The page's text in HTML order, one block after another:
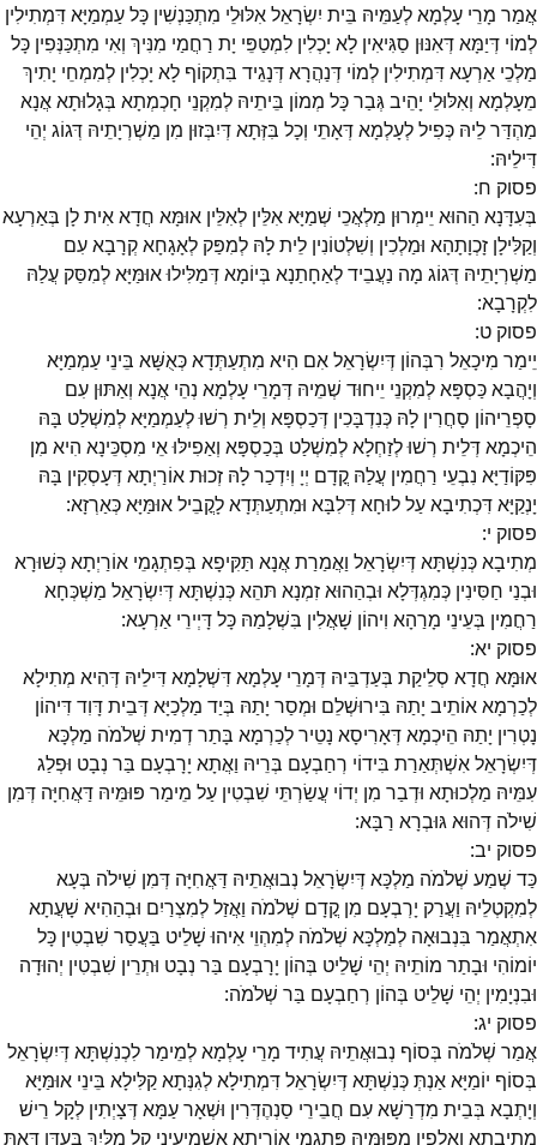
אֲמַר מָרֵי עָלְמָא לְעַמֵּיהּ בֵּית יִשְׂרָאֵל אִלּוּלֵי מִתְכַּנְשִׁין כָּל עַמְמַיָּא דִּמְתִילִין
לְמוֹי דְּיַמָּא דְּאִנּוּן סַגִּיאִין לָא יָכְלִין לִמְטַפֵּי יָת רַחֲמַי מִנִּיךְ וְאִי מִתְכַּנְּפִין כָּל
מַלְכֵי אַרְעָא דִּמְתִילִין לְמוֹי דְּנַהֲרָא דְּנָגֵיד בִּתְקוֹף לָא יָכְלִין לְמִמְחֵי יָתִיךְ
מֵעָלְמָא וְאִלּוּלֵי יָהֵיב גְּבַר כָּל מְמוֹן בֵּיתֵיהּ לְמִקְנֵי חָכְמְתָא בְּגָלוּתָא אֲנָא
מַהְדַּר לֵיהּ כְּפִיל לְעָלְמָא דְּאָתֵי וְכָל בִּזְּתָא דְּיִבְּזוּן מִן מַשְׁרְיָתֵיהּ דְּגוֹג יְהֵי
דִּילֵיהּ:
פסוק ח:
בְּעִדָּנָא הַהוּא יֵימְרוּן מַלְאֲכֵי שְׁמַיָּא אִלֵּין לְאִלֵּין אוּמָּא חֲדָא אִית לָן בְּאַרְעָא
וְקַלִּילָן זָכְוָתָהָא וּמַלְכִין וְשִׁלְטוֹנִין לֵית לָהּ לְמִפַּק לְאָגָחָא קְרָבָא עִם
מַשְׁרְיָתֵיהּ דְּגוֹג מָה נַעֲבֵיד לְאַחָתַנָא בְּיוֹמָא דְּמַלִּילוּ אוּמַּיָּא לְמִסַּק עֲלַהּ
לִקְרָבָא:
פסוק ט:
יֵימַר מִיכָאֵל רִבְּהוֹן דְּיִשְׂרָאֵל אִם הִיא מִתְעַתְּדָא כְּאֻשָּׁא בֵּינֵי עַמְמַיָּא
וְיָהֲבָא כַּסְפָּא לְמִקְנֵי יֵיחוּד שְׁמֵיהּ דְּמָרֵי עָלְמָא נְהֵי אֲנָא וְאַתּוּן עִם
סָפְרֵיהוֹן סָחֲרִין לָהּ כְּנִדְבָּכִין דְּכַסְפָּא וְלֵית רְשׁוּ לְעַמְמַיָּא לְמִשְׁלַט בָּהּ
הֵיכְמָא דְּלֵית רְשׁוּ לְזַחְלָא לְמִשְׁלַט בְּכַסְפָּא וְאַפִילּוּ אֵי מִסְכֵּינָא הִיא מִן
פִּקּוֹדַיָּא נִבְעֵי רַחֲמִין עֲלַהּ קֳדָם יְיָ וְיִדְכַר לָהּ זְכוּת אוֹרַיְתָא דְּעָסְקִין בָּהּ
יָנְקַיָּא דִּכְתִיבָא עַל לוּחָא דְּלִבָּא וּמִתְעַתְּדָא לָקֳבֵיל אוּמַּיָּא כְּאַרְזָא:
פסוק י:
מְתִיבָא כְּנִשְׁתָּא דְּיִשְׂרָאֵל וַאֲמַרַת אֲנָא תַּקִּיפָא בְּפִתְגָמֵי אוֹרַיְתָא כְּשׁוּרָא
וּבְנַי חַסִּינִין כְּמִגְדְּלָא וּבְהַהוּא זִמְנָא תּהֵא כְּנִשְׁתָּא דְּיִשְׂרָאֵל מַשְׁכְּחָא
רַחֲמִין בְּעֵינֵי מָרַהָא וִיהוֹן שָׁאֲלִין בִּשְׁלָמַהּ כָּל דָּיְירֵי אַרְעָא:
פסוק יא:
אוּמָּא חֲדָא סְלֵיקַת בְּעַדְבֵּיהּ דְּמָרֵי עָלְמָא דִּשְׁלָמָא דִּילֵיהּ דְּהִיא מְתִילָא
לְכַרְמָא אוֹתֵיב יָתַהּ בִּירוּשְׁלֵם וּמְסַר יָתַהּ בְּיַד מַלְכַיָּא דְּבֵית דָּוִד דִּיהוֹן
נָטְרִין יָתַהּ הֵיכְמָא דְּאָרִיסָא נָטֵיר לְכַרְמָא בָּתַר דְמִית שְׁלֹמֹה מַלְכָּא
דְּיִשְׂרָאֵל אִשְׁתְּאַרַת בִּידוֹי רְחַבְעָם בְּרֵיהּ וַאֲתָא יָרָבְעָם בַּר נְבָט וּפְלַג
עִמֵּיהּ מַלְכוּתָא וּדְבַר מִן יְדוֹי עֲשַׂרְתֵּי שִׁבְטִין עַל מֵימַר פּוּמֵּיהּ דַּאֲחִיָּה דְּמִן
שִׁילֹה דְּהוּא גּוּבְרָא רַבָּא:
פסוק יב:
כַּד שְׁמַע שְׁלֹמֹה מַלְכָּא דְּיִשְׂרָאֵל נְבוּאֲתֵיהּ דַּאֲחִיָּה דְּמִן שִׁילֹה בְּעָא
לְמִקְטְלֵיהּ וַעֲרַק יָרְבְעָם מִן קֳדָם שְׁלֹמֹה וַאֲזַל לְמִצְרַיִם וּבְהַהִיא שָׁעֲתָא
אִתְאֲמַר בִּנְבוּאָה לְמַלְכָּא שְׁלֹמֹה לְמִהְוֵי אִיהוּ שָׁלֵיט בַּעֲסַר שִׁבְטִין כָּל
יוֹמוֹהִי וּבָתַר מוֹתֵיהּ יְהֵי שָׁלֵיט בְּהוֹן יָרָבְעָם בַּר נְבָט וּתְרֵין שִׁבְטִין יְהוּדָה
וּבִנְיָמִין יְהֵי שָׁלֵיט בְּהוֹן רְחַבְעָם בַּר שְׁלֹמֹה:
פסוק יג:
אֲמַר שְׁלֹמֹה בְּסוֹף נְבוּאֲתֵיהּ עֲתִיד מָרֵי עָלְמָא לְמֵימַר לִכְנִשְׁתָּא דְּיִשְׂרָאֵל
בְּסוֹף יוֹמַיָּא אַנְתְּ כְּנִשְׁתָּא דְּיִשְׂרָאֵל דִּמְתִילָא לְגִנְּתָא קַלִּילָא בֵּינֵי אוּמַּיָּא
וְיָתְבָא בְּבֵית מִדְרַשָׁא עִם חֲבֵירֵי סַנְהֶדְּרִין וּשְׁאָר עַמָּא דְּצָיְתִין לְקָל רֵישׁ
מְתִיבְתָא וְאָלְפִין מִפּוּמֵּיהּ פִּתְגָמֵי אוֹרָיְתָא אַשְׁמִיעִינִי קָל מִלַּיִךְ בְּעִדָּן דְּאַתְּ